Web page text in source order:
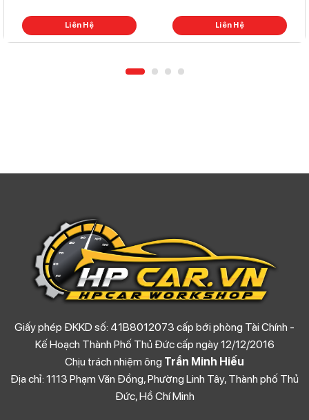
Liên Hệ Liên Hệ
Giấy phép ĐKKD số: 41B8012073 cấp bới phòng Tài Chính -
Kế Hoạch Thành Phố Thủ Đức cấp ngày 12/12/2016
Chịu trách nhiệm ông Trần Minh Hiếu
Địa chỉ: 1113 Phạm Văn Đồng, Phường Linh Tây, Thành phố Thủ
Đức, Hồ Chí Minh